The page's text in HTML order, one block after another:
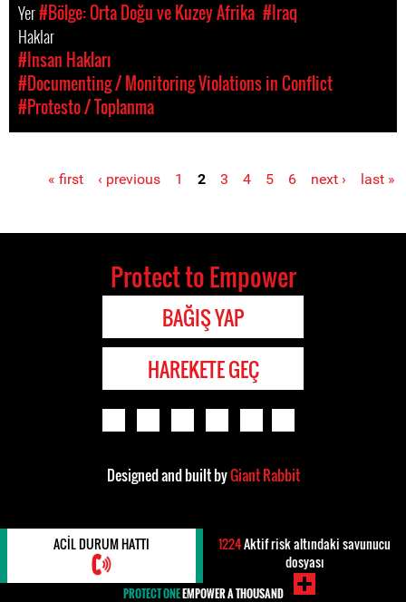
Yer#Bölge: Orta Doğu ve Kuzey Afrika #Iraq
Haklar
#Insan Hakları
#Documenting / Monitoring Violations in Conflict
#Protesto / Toplanma
Pages« first ‹ previous 1 2 3 4 5 6 next › last »
Protect to Empower
BAĞIŞ YAP
HAREKETE GEÇ
Designed and built byGiant Rabbit
ACIL DURUM HATTI 1224Aktif risk altındaki savunucu
dosyası
PROTECT ONEEMPOWER A THOUSAND